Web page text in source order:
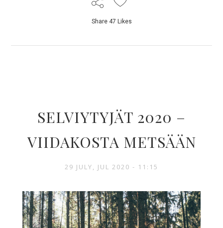
Share 47 Likes
SELVIYTYJÄT 2020 –
VIIDAKOSTA METSÄÄN
29 JULY, JUL 2020 - 11:15